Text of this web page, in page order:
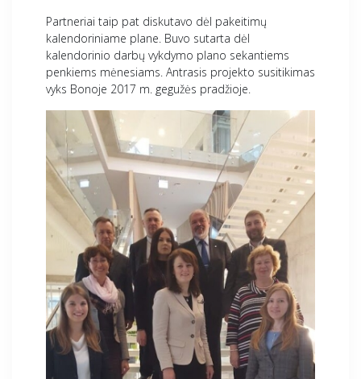
Partneriai taip pat diskutavo dėl pakeitimų
kalendoriniame plane. Buvo sutarta dėl
kalendorinio darbų vykdymo plano sekantiems
penkiems mėnesiams. Antrasis projekto susitikimas
vyks Bonoje 2017 m. gegužės pradžioje.